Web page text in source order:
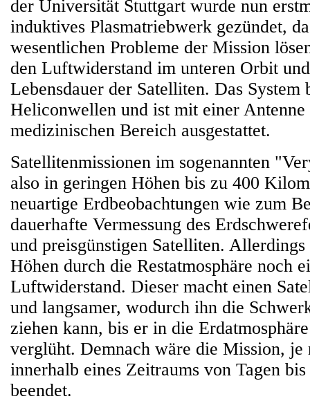
der Universität Stuttgart wurde nun
induktives Plasmatriebwerk gezündet,
wesentlichen Probleme der Mission
den Luftwiderstand im unteren Orbit
Lebensdauer der Satelliten. Das System
Heliconwellen und ist mit einer Antenne
medizinischen Bereich ausgestattet.
Satellitenmissionen im sogenannten
also in geringen Höhen bis zu 400
neuartige Erdbeobachtungen wie zum
dauerhafte Vermessung des
und preisgünstigen Satelliten.
Höhen durch die Restatmosphäre noch
Luftwiderstand. Dieser macht einen
und langsamer, wodurch ihn die
ziehen kann, bis er in die
verglüht. Demnach wäre die Mission, je
innerhalb eines Zeitraums von Tagen
beendet.